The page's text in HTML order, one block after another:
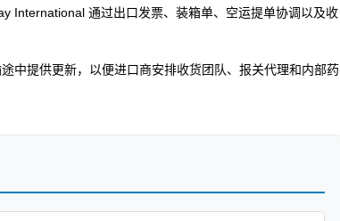
International 通过出口发票、装箱单、空运提单协调以及收
中提供更新，以便进口商安排收货团队、报关代理和内部药